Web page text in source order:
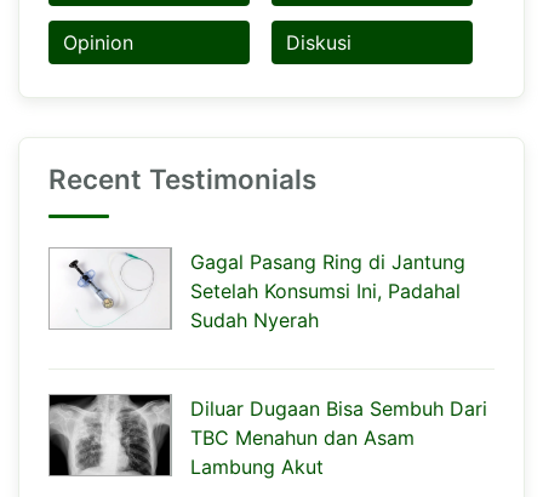
Opinion Diskusi
Recent Testimonials
Gagal Pasang Ring di Jantung
Setelah Konsumsi Ini, Padahal
Sudah Nyerah
Diluar Dugaan Bisa Sembuh Dari
TBC Menahun dan Asam
Lambung Akut